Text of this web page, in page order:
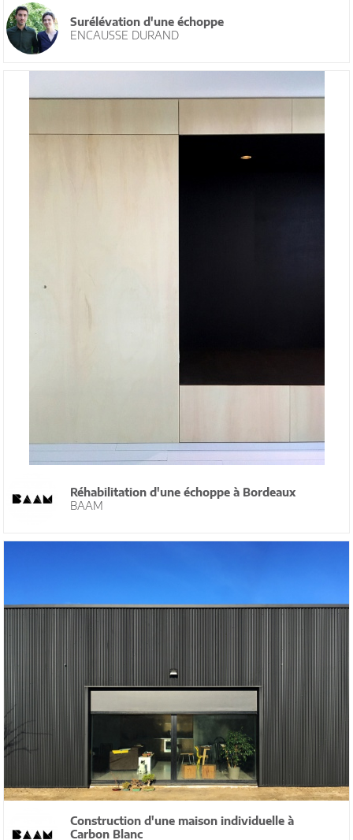
Surélévation d'une échoppe
ENCAUSSE DURAND
Réhabilitation d'une échoppe à Bordeaux
BAAM
Construction d'une maison individuelle à
Carbon Blanc